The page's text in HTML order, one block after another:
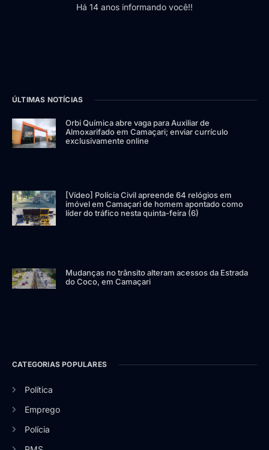
Há 14 anos informando você!!
ÚLTIMAS NOTÍCIAS
Orbi Química abre vaga para Auxiliar de
Almoxarifado em Camaçari; enviar currículo
exclusivamente online
[Vídeo] Polícia Civil apreende 64 relógios em
imóvel em Camaçari de homem apontado como
líder do tráfico nesta quinta-feira (6)
Mudanças no trânsito alteram acessos da Estrada
do Coco, em Camaçari
CATEGORIAS POPULARES
Política
Emprego
Polícia